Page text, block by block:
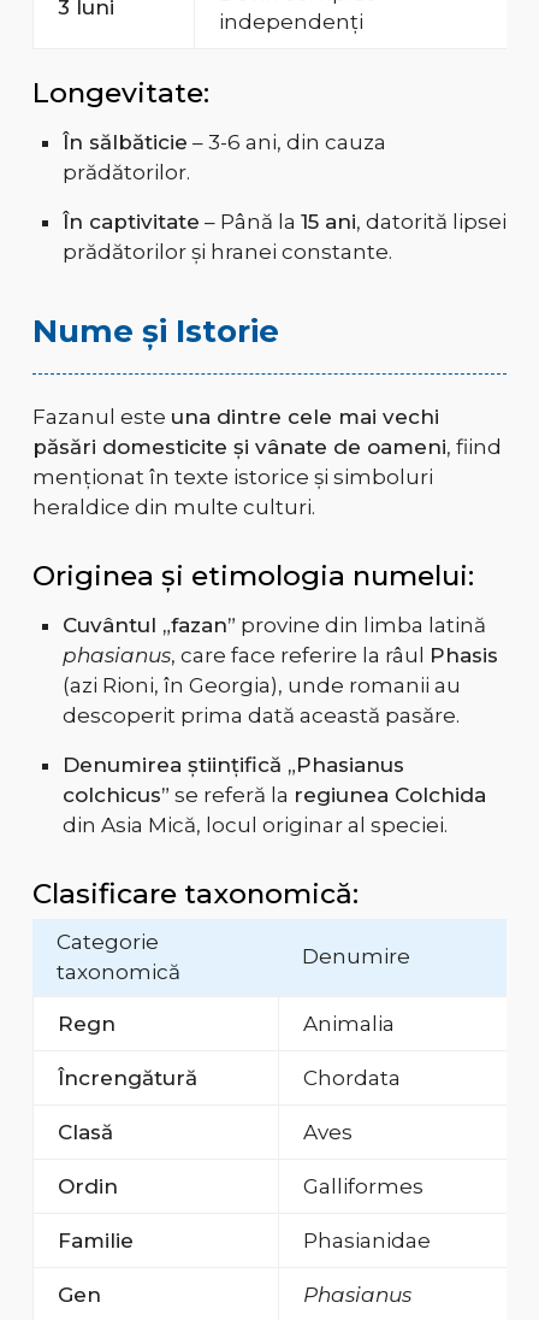
3 luni
independenți
Longevitate:
În sălbăticie – 3-6 ani, din cauza
prădătorilor.
În captivitate – Până la 15 ani, datorită lipsei
prădătorilor și hranei constante.
Nume și Istorie
Fazanul este una dintre cele mai vechi
păsări domesticite și vânate de oameni, fiind
menționat în texte istorice și simboluri
heraldice din multe culturi.
Originea și etimologia numelui:
Cuvântul „fazan” provine din limba latină
phasianus, care face referire la râul
Phasis
(azi Rioni, în Georgia), unde romanii au
descoperit prima dată această pasăre.
Denumirea științifică „Phasianus
colchicus” se referă la regiunea Colchida
din Asia Mică, locul originar al speciei.
Clasificare taxonomică:
Categorie
taxonomică
Denumire
Regn Animalia
Încrengătură Chordata
Clasă Aves
Ordin Galliformes
Familie Phasianidae
Gen Phasianus